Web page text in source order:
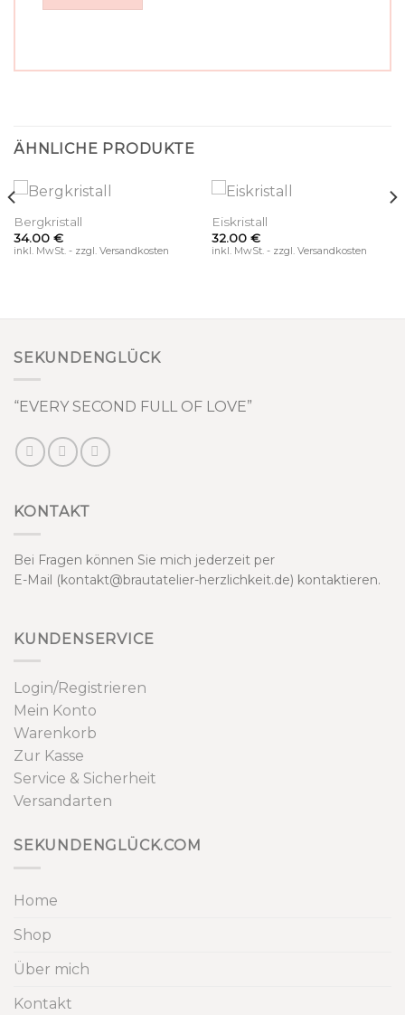
ÄHNLICHE PRODUKTE
Bergkristall
34.00 €
inkl. MwSt. - zzgl. Versandkosten
Eiskristall
32.00 €
inkl. MwSt. - zzgl. Versandkosten
SEKUNDENGLÜCK
“EVERY SECOND FULL OF LOVE”
KONTAKT
Bei Fragen können Sie mich jederzeit per
E-Mail (kontakt@brautatelier-herzlichkeit.de) kontaktieren.
KUNDENSERVICE
Login/Registrieren
Mein Konto
Warenkorb
Zur Kasse
Service & Sicherheit
Versandarten
SEKUNDENGLÜCK.COM
Home
Shop
Über mich
Kontakt